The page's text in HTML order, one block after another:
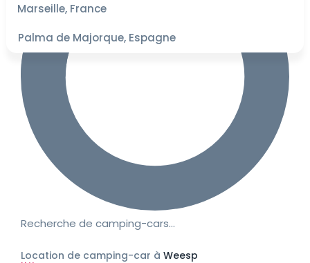
Marseille, France
Palma de Majorque, Espagne
tarifs
Recherche de camping-cars…
Location de camping-car à Weesp